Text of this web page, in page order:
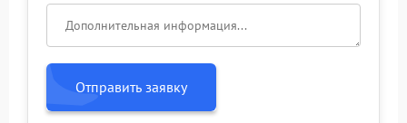
Отправить заявку